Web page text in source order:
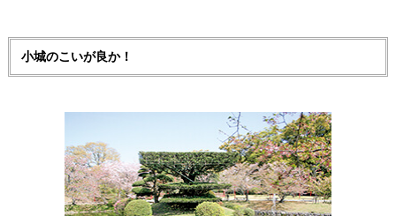
小城のこいが良か！